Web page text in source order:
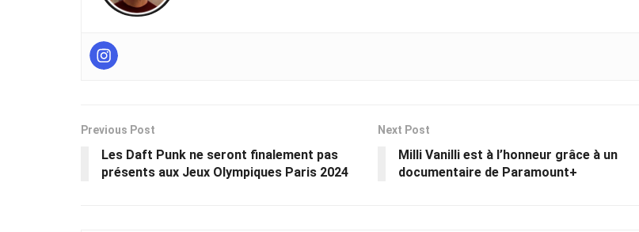
Previous Post
Les Daft Punk ne seront finalement pas
présents aux Jeux Olympiques Paris 2024
Next Post
Milli Vanilli est à l’honneur grâce à un
documentaire de Paramount+